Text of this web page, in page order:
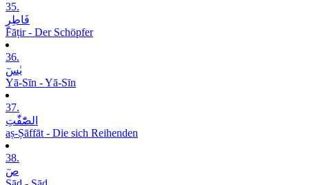
35.
فَاطِرٍ
Fāṭir - Der Schöpfer
36.
یٰسٓ
Yā-Sīn - Yā-Sīn
37.
الصّٰٓفّٰتِ
aṣ-Ṣāffāt - Die sich Reihenden
38.
صٓ